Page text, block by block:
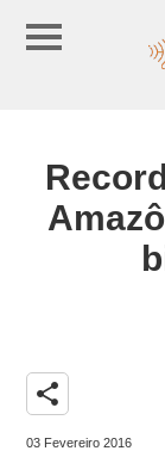
share
03 Fevereiro 2016